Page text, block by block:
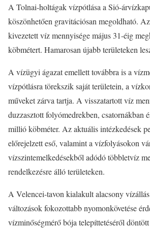
A Tolnai-holtágak vízpótlása a Sió-
köszönhetően gravitációsan megoldható.
kivezetett víz mennyisége május 31-éig
köbmétert. Hamarosan újabb területeken
A vízügyi ágazat emellett továbbra is a
vízpótlásra törekszik saját területein, a
műveket zárva tartja. A visszatartott víz
duzzasztott folyómedrekben, csatornákban
millió köbméter. Az aktuális intézkedések
előrejelzett eső, valamint a vízfolyásokon
vízszintemelkedésekből adódó többletvíz
rendelkezésre álló területeken.
A Velencei-tavon kialakult alacsony
változások fokozottabb nyomonkövetése
vízminőségmérő bója telepíttetéséről